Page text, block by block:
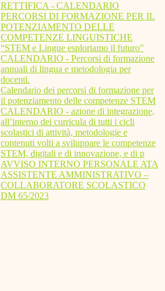
RETTIFICA - CALENDARIO
PERCORSI DI FORMAZIONE PER IL
POTENZIAMENTO DELLE
COMPETENZE LINGUISTICHE
“STEM e Lingue esploriamo il futuro”
CALENDARIO - Percorsi di formazione
annuali di lingua e metodologia per
docenti.
Calendario dei percorsi di formazione per
il potenziamento delle competenze STEM
CALENDARIO - azione di integrazione,
all’interno dei curricula di tutti i cicli
scolastici di attività, metodologie e
contenuti volti a sviluppare le competenze
STEM, digitali e di innovazione, e di p
AVVISO INTERNO PERSONALE ATA
ASSISTENTE AMMINISTRATIVO –
COLLABORATORE SCOLASTICO
DM 65/2023